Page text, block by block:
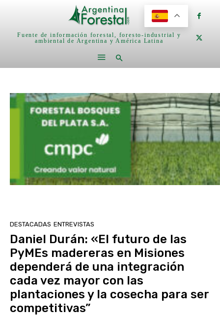
Fuente de información forestal, foresto-industrial y
ambiental de Argentina y América Latina
DESTACADAS ENTREVISTAS
Daniel Durán: «El futuro de las
PyMEs madereras en Misiones
dependerá de una integración
cada vez mayor con las
plantaciones y la cosecha para ser
competitivas”